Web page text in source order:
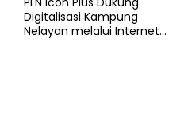
Digitalisasi Kampung
Nelayan melalui Internet